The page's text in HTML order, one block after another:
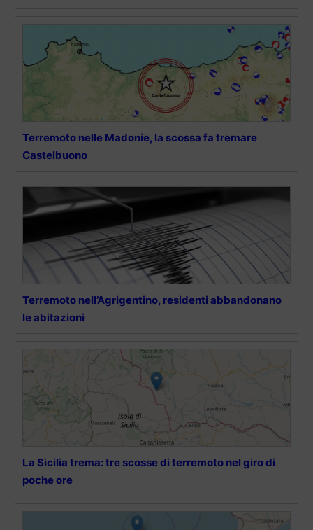
Terremoto nelle Madonie, la scossa fa tremare
Castelbuono
Terremoto nell’Agrigentino, residenti abbandonano
le abitazioni
La Sicilia trema: tre scosse di terremoto nel giro di
poche ore